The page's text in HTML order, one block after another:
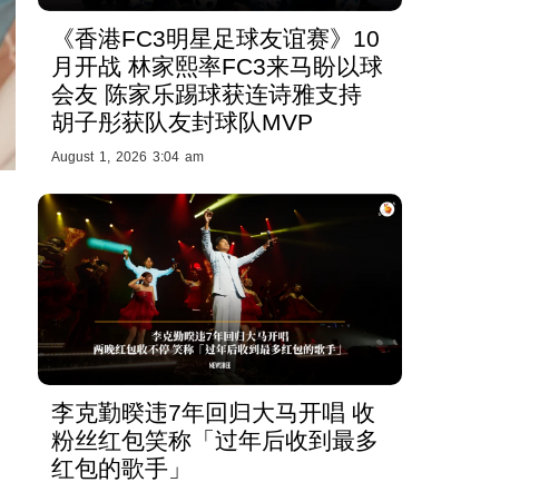
《香港FC3明星足球友谊赛》10
月开战 林家熙率FC3来马盼以球
会友 陈家乐踢球获连诗雅支持
胡子彤获队友封球队MVP
August 1, 2026 3:04 am
李克勤暌违7年回归大马开唱 收
粉丝红包笑称「过年后收到最多
红包的歌手」